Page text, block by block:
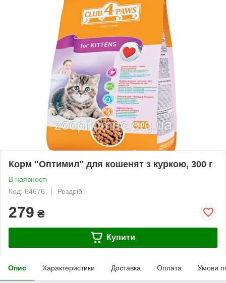
Корм "Оптимил" для кошенят з куркою, 300 г
В наявності
Код: 64676
Роздріб
279 ₴
Купити
Опис Характеристики Доставка Оплата Умови